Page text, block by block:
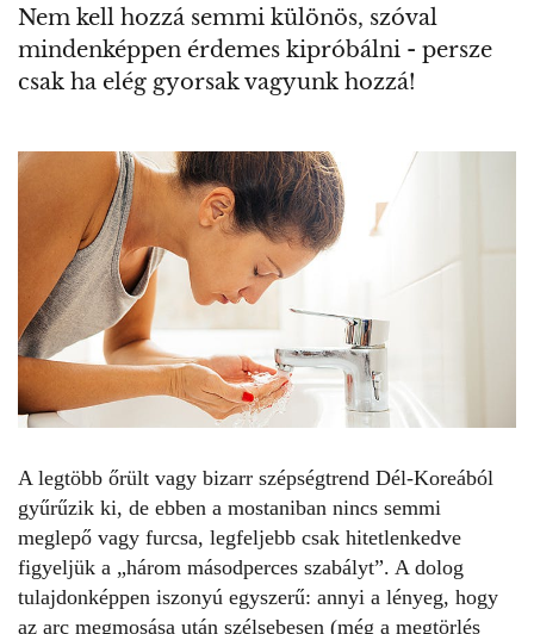
Nem kell hozzá semmi különös, szóval
mindenképpen érdemes kipróbálni - persze
csak ha elég gyorsak vagyunk hozzá!
A legtöbb őrült vagy bizarr szépségtrend Dél-Koreából
gyűrűzik ki, de ebben a mostaniban nincs semmi
meglepő vagy furcsa, legfeljebb csak hitetlenkedve
figyeljük a „három másodperces szabályt”. A dolog
tulajdonképpen iszonyú egyszerű: annyi a lényeg, hogy
az arc megmosása után szélsebesen (még a megtörlés